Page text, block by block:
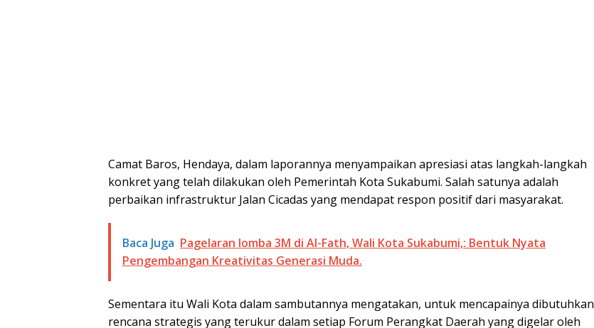
Camat Baros, Hendaya, dalam laporannya menyampaikan apresiasi atas langkah-langkah
konkret yang telah dilakukan oleh Pemerintah Kota Sukabumi. Salah satunya adalah
perbaikan infrastruktur Jalan Cicadas yang mendapat respon positif dari masyarakat.
Baca Juga Pagelaran lomba 3M di Al-Fath, Wali Kota Sukabumi,: Bentuk Nyata
Pengembangan Kreativitas Generasi Muda.
Sementara itu Wali Kota dalam sambutannya mengatakan, untuk mencapainya dibutuhkan
rencana strategis yang terukur dalam setiap Forum Perangkat Daerah yang digelar oleh